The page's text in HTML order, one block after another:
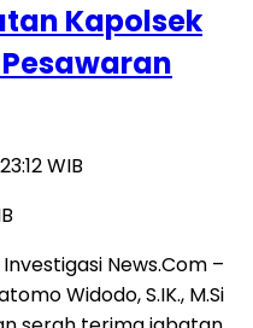
Kapolsek
WIB
News.Com –
Widodo, S.IK., M.Si